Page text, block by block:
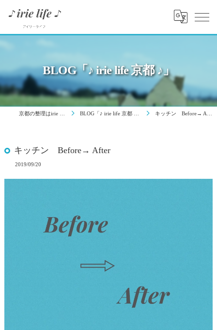
BLOG「♪ irie life 京都 ♪」
BLOG「♪ irie life 京都 ♪」 キッチン Before→ After
キッチン Before→ After
2019/09/20